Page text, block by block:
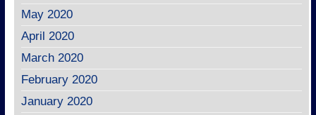
May 2020
April 2020
March 2020
February 2020
January 2020